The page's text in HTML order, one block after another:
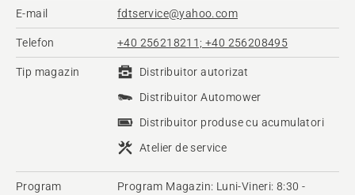
E-mail fdtservice@yahoo.com
Telefon +40 256218211; +40 256208495
Tip magazin
Distribuitor autorizat
Distribuitor Automower
Distribuitor produse cu acumulatori
Atelier de service
Program
Program Magazin: Luni-Vineri: 8:30 -